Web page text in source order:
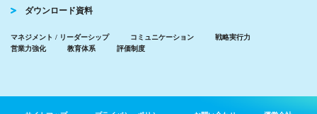
ダウンロード資料
マネジメント / リーダーシップ コミュニケーション
戦略実行力
営業力強化
教育体系 評価制度